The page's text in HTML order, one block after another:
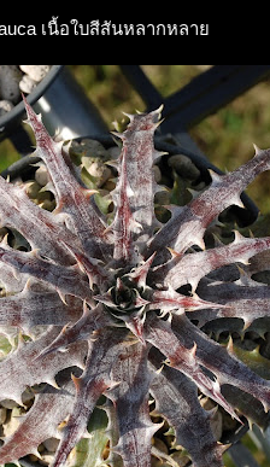
เนื้อใบสีสันหลากหลาย